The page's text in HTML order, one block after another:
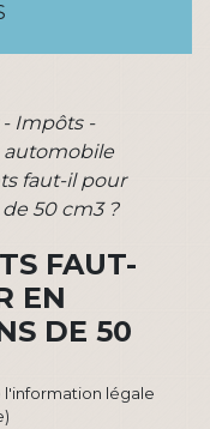
Impôts -
automobile
faut-il pour
50 cm3 ?
FAUT-
EN
DE 50
l'information légale